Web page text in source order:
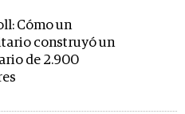
Cómo un
construyó un
de 2.900